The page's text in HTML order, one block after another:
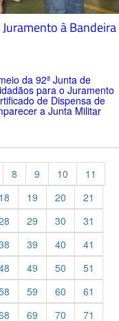
à Bandeira
da 92ª Junta de
para o Juramento
de Dispensa de
a Junta Militar
8 9 10
11
18 19 20
21
29 30
31
39 40
41
49 50
51
59 60
61
69 70
71